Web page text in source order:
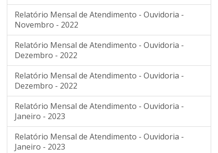
Relatório Mensal de Atendimento - Ouvidoria -
Novembro - 2022
Relatório Mensal de Atendimento - Ouvidoria -
Dezembro - 2022
Relatório Mensal de Atendimento - Ouvidoria -
Dezembro - 2022
Relatório Mensal de Atendimento - Ouvidoria -
Janeiro - 2023
Relatório Mensal de Atendimento - Ouvidoria -
Janeiro - 2023